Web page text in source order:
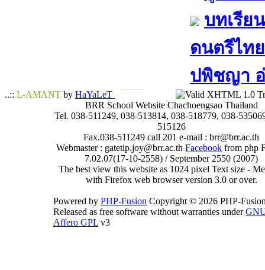
บทเรีย
ดนตรีไท
ปพิชญา​ อ่
..:: L-AMANT by HaYaLeT
BRR School Website Chachoengsao Thailand
Tel. 038-511249, 038-513814, 038-518779, 038-
515126
Fax.038-511249 call 201 e-mail : brr@brr.ac.th
Webmaster : gatetip.joy@brr.ac.thFacebook from php
7.02.07(17-10-2558) / September 2550 (2007)
The best view this website as 1024 pixel Text size -
with Firefox web browser version 3.0 or over.
Powered by PHP-Fusion Copyright © 2026 PHP-
Released as free software without warranties under
Affero GPL v3